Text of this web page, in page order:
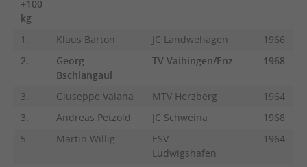
+100
kg
1.
Klaus Barton JC Landwehagen
1966
2.
Georg
Bschlangaul
TV Vaihingen/Enz 1968
3. Giuseppe Vaiana MTV Herzberg
1964
3.
Andreas Petzold JC Schweina
1968
5.
Martin Willig
ESV
Ludwigshafen
1964